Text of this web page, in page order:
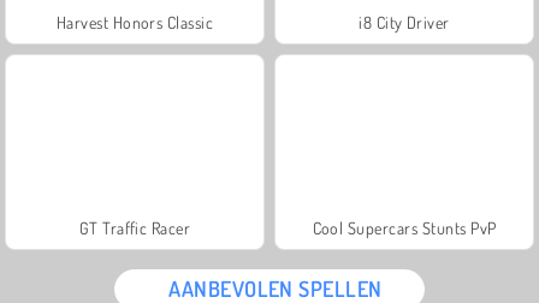
Harvest Honors Classic i8 City Driver
GT Traffic Racer Cool Supercars Stunts PvP
AANBEVOLEN SPELLEN